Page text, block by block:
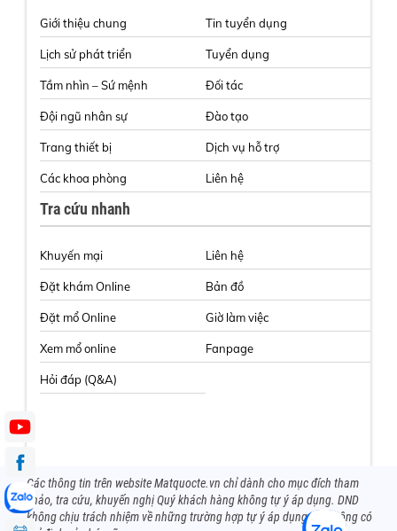
Giới thiệu chung
Lịch sử phát triển
Tầm nhìn – Sứ mệnh
Đội ngũ nhân sự
Trang thiết bị
Các khoa phòng
Tin tuyển dụng
Tuyển dụng
Đối tác
Đào tạo
Dịch vụ hỗ trợ
Liên hệ
Tra cứu nhanh
Khuyến mại
Đặt khám Online
Đặt mổ Online
Xem mổ online
Hỏi đáp (Q&A)
Liên hệ
Bản đồ
Giờ làm việc
Fanpage
Các thông tin trên website Matquocte.vn chỉ dành cho mục đích tham
khảo, tra cứu, khuyến nghị Quý khách hàng không tự ý áp dụng. DND
không chịu trách nhiệm về những trường hợp tự ý áp dụng mà không có